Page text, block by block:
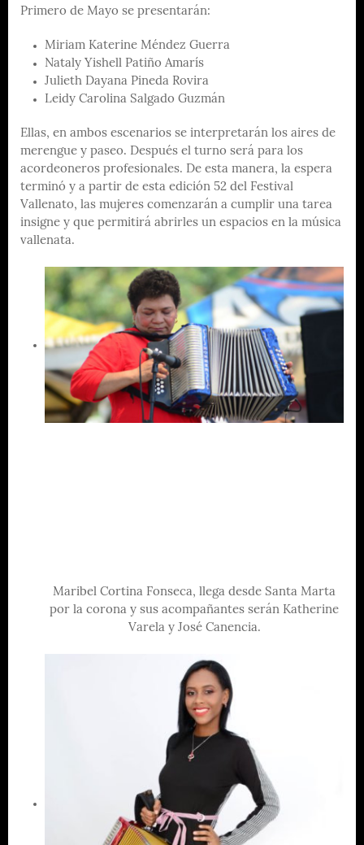
Primero de Mayo se presentarán:
Miriam Katerine Méndez Guerra
Nataly Yishell Patiño Amarís
Julieth Dayana Pineda Rovira
Leidy Carolina Salgado Guzmán
Ellas, en ambos escenarios se interpretarán los aires de
merengue y paseo. Después el turno será para los
acordeoneros profesionales. De esta manera, la espera
terminó y a partir de esta edición 52 del Festival
Vallenato, las mujeres comenzarán a cumplir una tarea
insigne y que permitirá abrirles un espacios en la música
vallenata.
Maribel Cortina Fonseca, llega desde Santa Marta
por la corona y sus acompañantes serán Katherine
Varela y José Canencia.